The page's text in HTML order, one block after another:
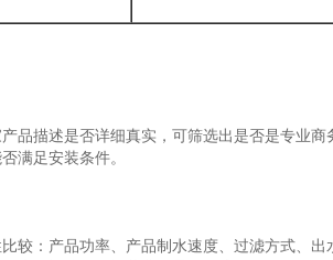
品描述是否详细真实，可筛选出是否是专业
满足安装条件。
较：产品功率、产品制水速度、过滤方式、